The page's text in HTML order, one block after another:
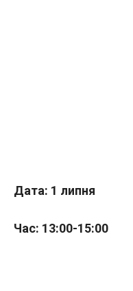
Дата: 1 липня
Час: 13:00-15:00